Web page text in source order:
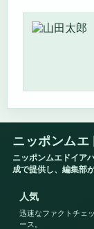
ニッポンムエ
ニッポンムエドイア
成で提供し、編集部
人気
迅速なファクトチェ
ース。